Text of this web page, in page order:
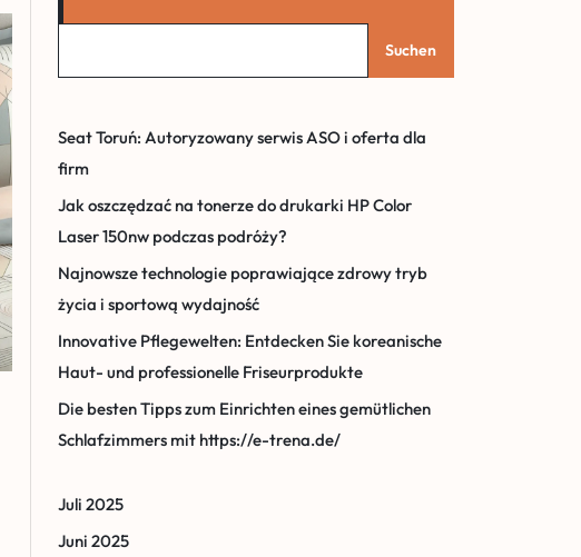
Suchen
Seat Toruń: Autoryzowany serwis ASO i oferta dla
firm
Jak oszczędzać na tonerze do drukarki HP Color
Laser 150nw podczas podróży?
Najnowsze technologie poprawiające zdrowy tryb
życia i sportową wydajność
Innovative Pflegewelten: Entdecken Sie koreanische
Haut- und professionelle Friseurprodukte
Die besten Tipps zum Einrichten eines gemütlichen
Schlafzimmers mit https://e-trena.de/
Juli 2025
Juni 2025